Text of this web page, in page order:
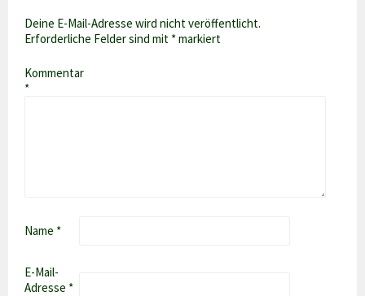
Deine E-Mail-Adresse wird nicht veröffentlicht.
Erforderliche Felder sind mit *markiert
Kommentar
*
Name *
E-Mail-
Adresse *